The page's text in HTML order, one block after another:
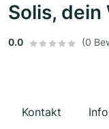
Solis, dein
0.0 (0
Kontakt Info